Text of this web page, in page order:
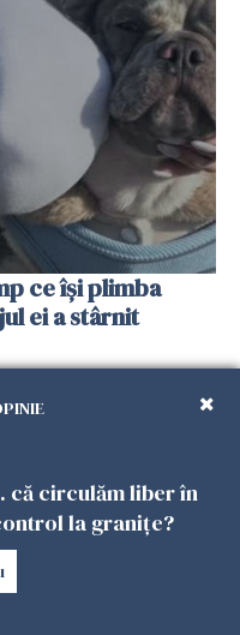
ce își plimba
ei a stârnit
că circulăm liber în
la granițe?